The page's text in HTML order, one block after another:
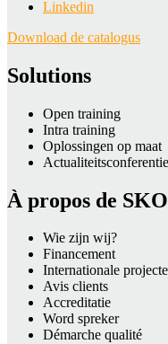
Linkedin
Download de catalogus
Solutions
Open training
Intra training
Oplossingen op maat
À propos de
Wie zijn wij?
Financement
Internationale
Avis clients
Accreditatie
Word spreker
Démarche qualité